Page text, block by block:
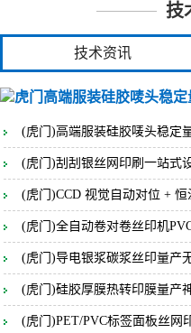
技
技术资讯
(虎门)高端服装硅胶唛头稳定
(虎门)刮刮银丝网印刷一站式
(虎门)CCD 视觉自动对位 + 恒
(虎门)全自动卷对卷丝印机
(虎门)导电银浆碳浆丝印量产
(虎门)硅胶厚膜热转印膜量产
(虎门)PET/PVC标签面板丝网
(虎门)丝印过程中如何保
(虎门) 保证标签防伪效果一
变、荧光、微缩文字等）的
能、精准控制印刷参数、量
伪识别效果完全统一。 一、源头锁定：防伪材料的性能一致性是基
础 1. **防伪油墨的批次化管控** - 同一批次标签必须使用**
应商、同一生产批次**的防伪
(虎门)丝印过程中如何保
(虎门)全自动卷对卷丝印
(虎门) 您好,我司所生产的全
纸（膜）、地暖膜、地热膜
路板、手机按键、3M胶、胶